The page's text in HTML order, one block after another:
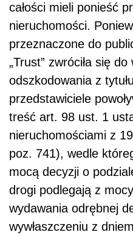
całości mieli ponieść
nieruchomości.
przeznaczone do
„Trust” zwróciła się
odszkodowania z
przedstawiciele
treść art. 98 ust. 1
nieruchomościami z
poz. 741), wedle
mocą decyzji o
drogi podlegają z
wydawania odrębnej
wywłaszczeniu z